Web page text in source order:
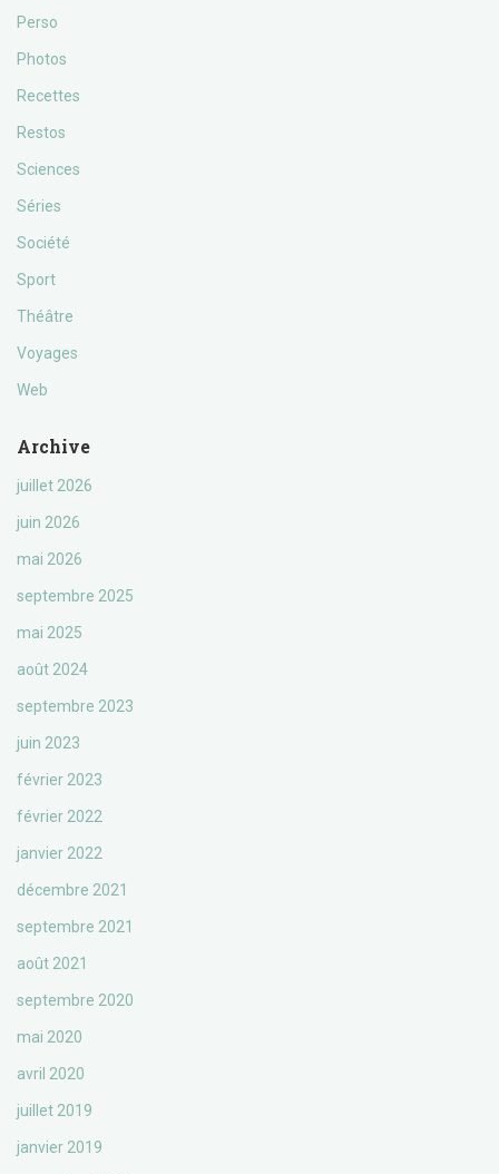
Perso
Photos
Recettes
Restos
Sciences
Séries
Société
Sport
Théâtre
Voyages
Web
Archive
juillet 2026
juin 2026
mai 2026
septembre 2025
mai 2025
août 2024
septembre 2023
juin 2023
février 2023
février 2022
janvier 2022
décembre 2021
septembre 2021
août 2021
septembre 2020
mai 2020
avril 2020
juillet 2019
janvier 2019